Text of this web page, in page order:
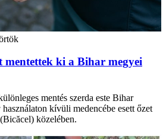
ki a Bihar megyei
mentés szerda este Bihar
kívüli medencébe esett őzet
közelében.